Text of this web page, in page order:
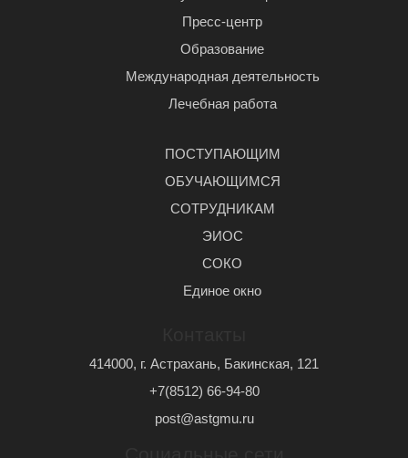
Пресс-центр
Образование
Международная деятельность
Лечебная работа
ПОСТУПАЮЩИМ
ОБУЧАЮЩИМСЯ
СОТРУДНИКАМ
ЭИОС
СОКО
Единое окно
414000, г. Астрахань, Бакинская, 121
+7(8512) 66-94-80
post@astgmu.ru